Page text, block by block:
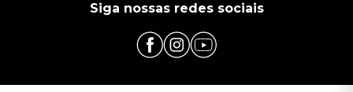
Siga nossas redes sociais